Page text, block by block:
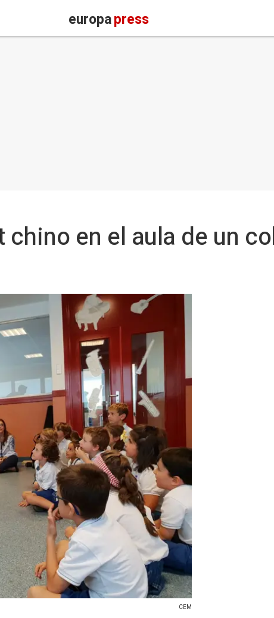
europapress
chino en el aula de un
CEM